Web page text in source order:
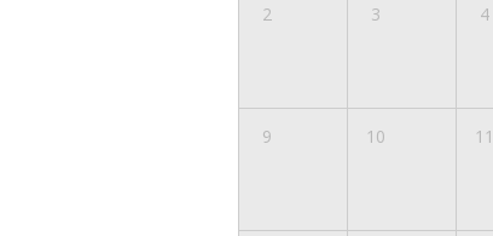
2 3 4
9 10 11